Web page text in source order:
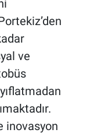
ve
inovasyon